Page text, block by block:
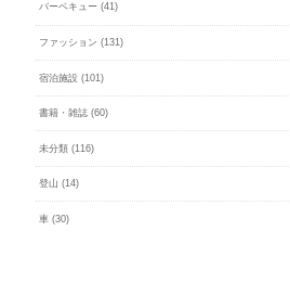
バーベキュー (41)
ファッション (131)
宿泊施設 (101)
書籍・雑誌 (60)
未分類 (116)
登山 (14)
車 (30)